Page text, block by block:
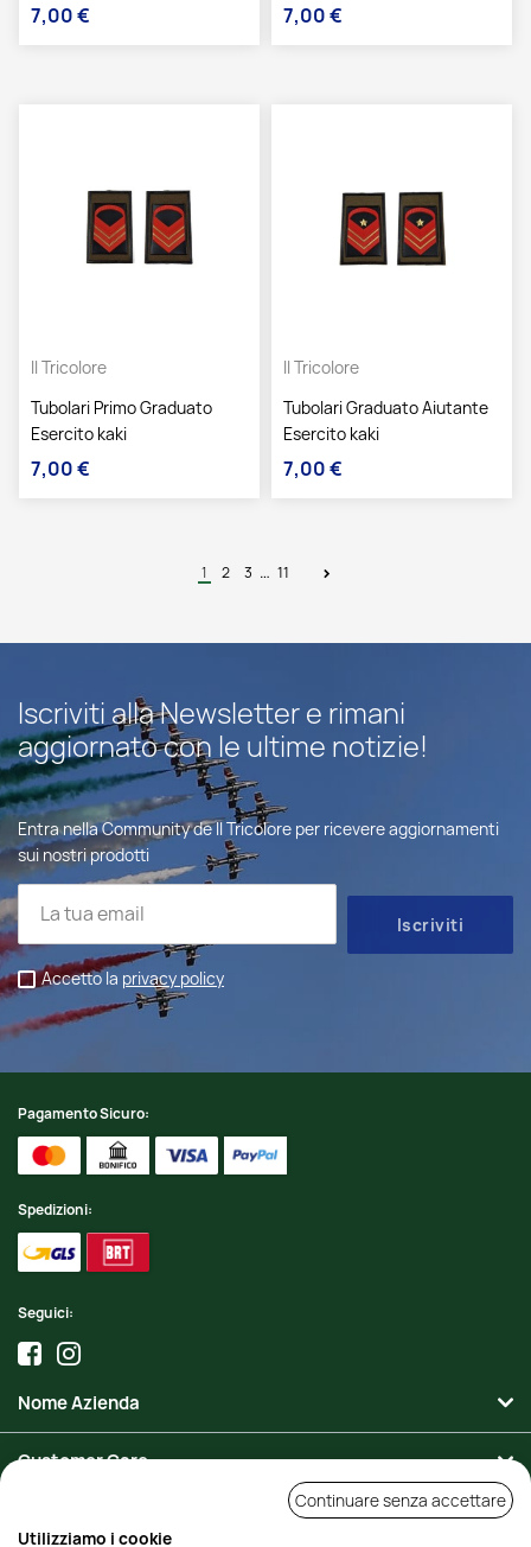
Prezzo
7,00 € Prezzo
7,00 €
Il Tricolore
Tubolari Primo Graduato
Esercito kaki
Prezzo
7,00 €
Il Tricolore
Tubolari Graduato Aiutante
Esercito kaki
Prezzo
7,00 €
1 2 3 … 11
Iscriviti alla Newsletter e rimani
aggiornato con le ultime notizie!
Entra nella Community de Il Tricolore per ricevere aggiornamenti
sui nostri prodotti
Accetto la privacy policy
Pagamento Sicuro:
Spedizioni:
Seguici:
Nome Azienda
Customer Care
Continuare senza accettare
Utilizziamo i cookie